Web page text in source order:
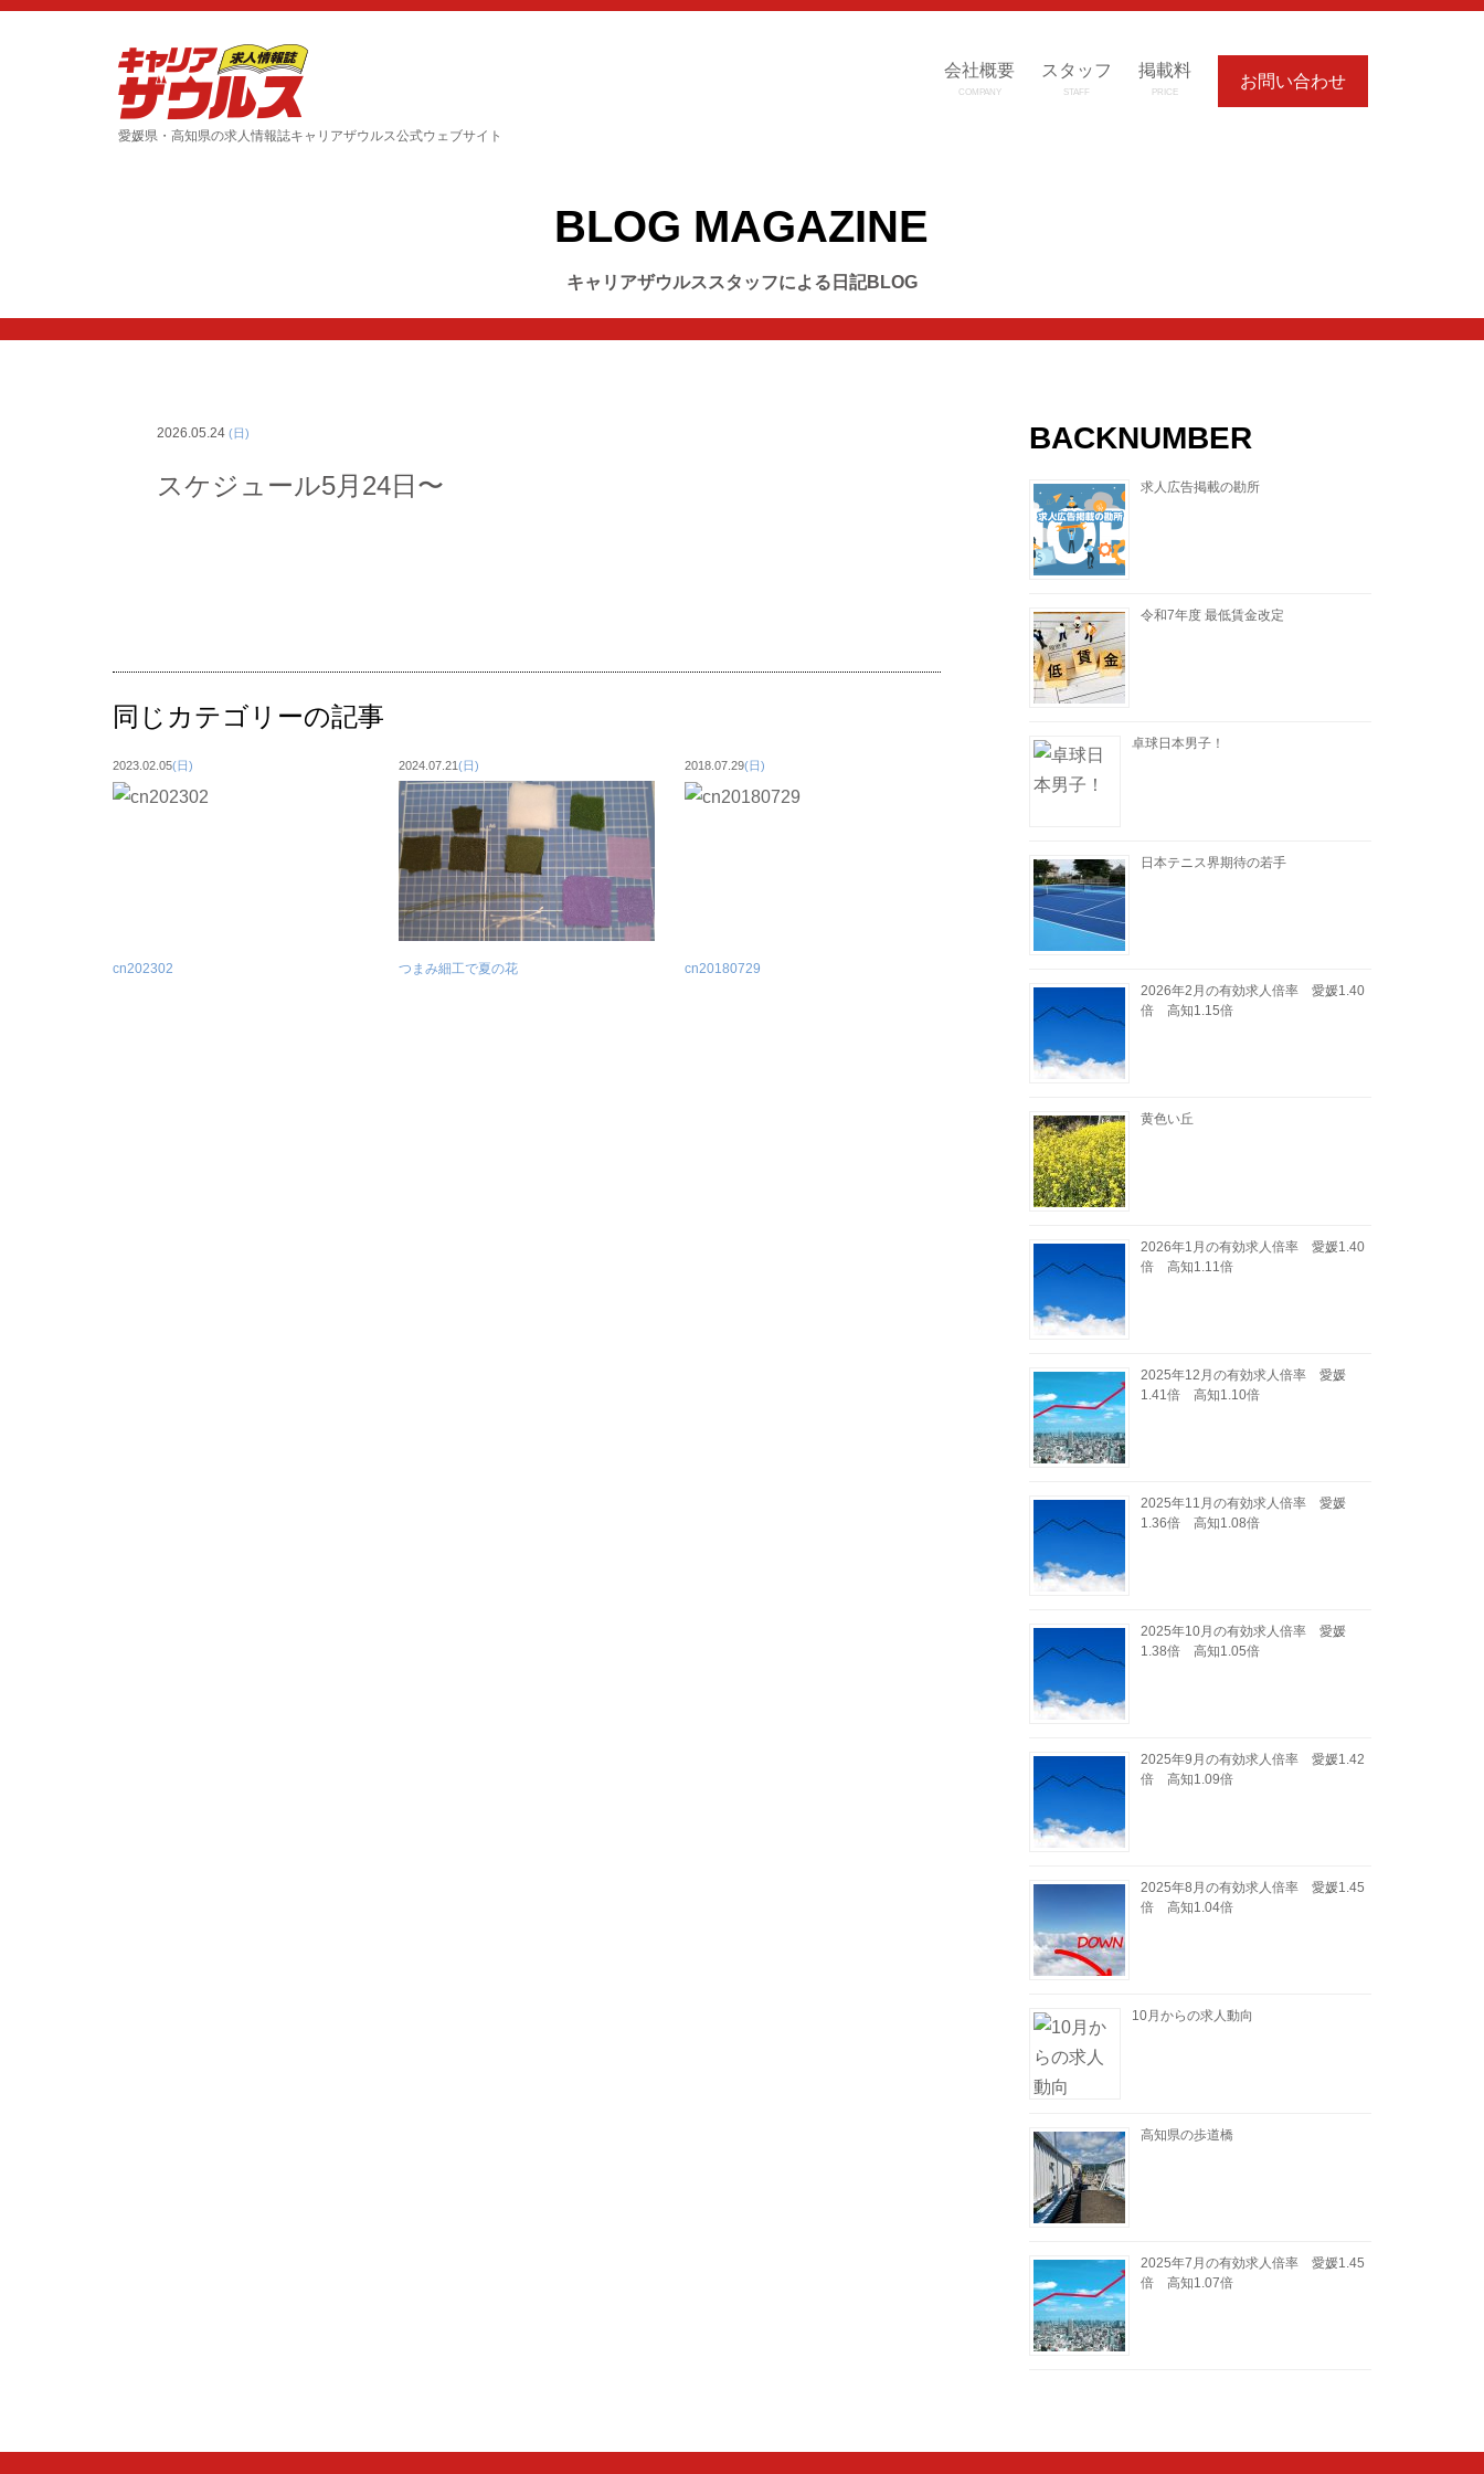
愛媛県・高知県の求人情報誌キャリアザウルス公式ウェブサイト
会社概要
COMPANY
スタッフ
STAFF
掲載料
PRICE
お問い合わせ
BLOG MAGAZINE
キャリアザウルススタッフによる日記BLOG
2026.05.24 (日)
スケジュール5月24日〜
同じカテゴリーの記事
2023.02.05(日)
cn202302
2024.07.21(日)
つまみ細工で夏の花
2018.07.29(日)
cn20180729
BACKNUMBER
求人広告掲載の勘所
令和7年度 最低賃金改定
卓球日本男子！
日本テニス界期待の若手
2026年2月の有効求人倍率 愛媛1.40
倍 高知1.15倍
黄色い丘
2026年1月の有効求人倍率 愛媛1.40
倍 高知1.11倍
2025年12月の有効求人倍率 愛媛
1.41倍 高知1.10倍
2025年11月の有効求人倍率 愛媛
1.36倍 高知1.08倍
2025年10月の有効求人倍率 愛媛
1.38倍 高知1.05倍
2025年9月の有効求人倍率 愛媛1.42
倍 高知1.09倍
2025年8月の有効求人倍率 愛媛1.45
倍 高知1.04倍
10月からの求人動向
高知県の歩道橋
2025年7月の有効求人倍率 愛媛1.45
倍 高知1.07倍